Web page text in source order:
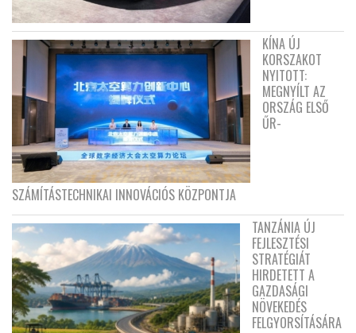
KÍNA ÚJ
KORSZAKOT
NYITOTT:
MEGNYÍLT AZ
ORSZÁG ELSŐ
ŰR-
SZÁMÍTÁSTECHNIKAI INNOVÁCIÓS KÖZPONTJA
TANZÁNIA ÚJ
FEJLESZTÉSI
STRATÉGIÁT
HIRDETETT A
GAZDASÁGI
NÖVEKEDÉS
FELGYORSÍTÁSÁRA